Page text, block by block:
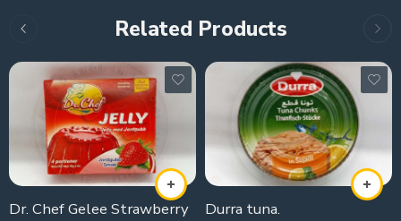
Related Products
Dr. Chef Gelee Strawberry Durra tuna.